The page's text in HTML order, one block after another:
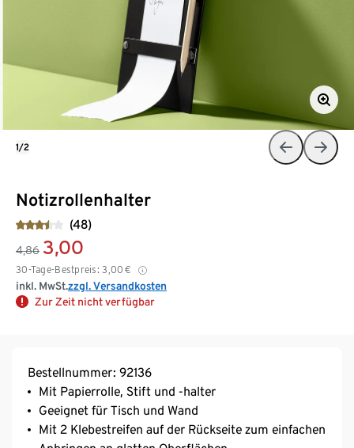
Notizrollenhalter
(48)
4,86 3,00
30-Tage-Bestpreis: 3,00 €
inkl. MwSt.zzgl. Versandkosten
Zur Zeit nicht verfügbar
1/2
Bestellnummer: 92136
Mit Papierrolle, Stift und -halter
Geeignet für Tisch und Wand
Mit 2 Klebestreifen auf der Rückseite zum einfachen